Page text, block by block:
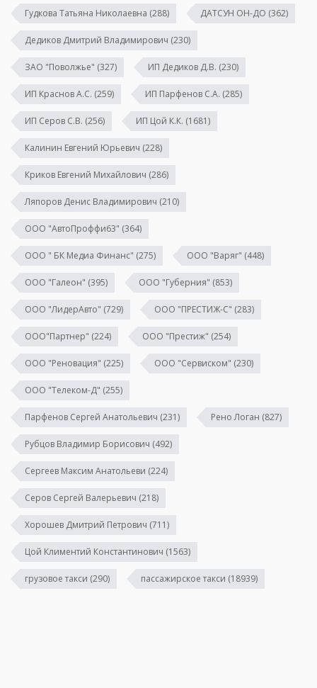
Гудкова Татьяна Николаевна (288) ДАТСУН ОН-ДО (362)
Дедиков Дмитрий Владимирович (230)
ЗАО "Поволжье" (327) ИП Дедиков Д.В. (230)
ИП Краснов А.С. (259) ИП Парфенов С.А. (285)
ИП Серов С.В. (256) ИП Цой К.К. (1681)
Калинин Евгений Юрьевич (228)
Криков Евгений Михайлович (286)
Ляпоров Денис Владимирович (210)
ООО "АвтоПроффи63" (364)
ООО " БК Медиа Финанс" (275) ООО "Варяг" (448)
ООО "Галеон" (395) ООО "Губерния" (853)
ООО "ЛидерАвто" (729) ООО "ПРЕСТИЖ-С" (283)
ООО"Партнер" (224) ООО "Престиж" (254)
ООО "Реновация" (225) ООО "Сервиском" (230)
ООО "Телеком-Д" (255)
Парфенов Сергей Анатольевич (231) Рено Логан (827)
Рубцов Владимир Борисович (492)
Сергеев Максим Анатольеви (224)
Серов Сергей Валерьевич (218)
Хорошев Дмитрий Петрович (711)
Цой Климентий Константинович (1563)
грузовое такси (290) пассажирское такси (18939)